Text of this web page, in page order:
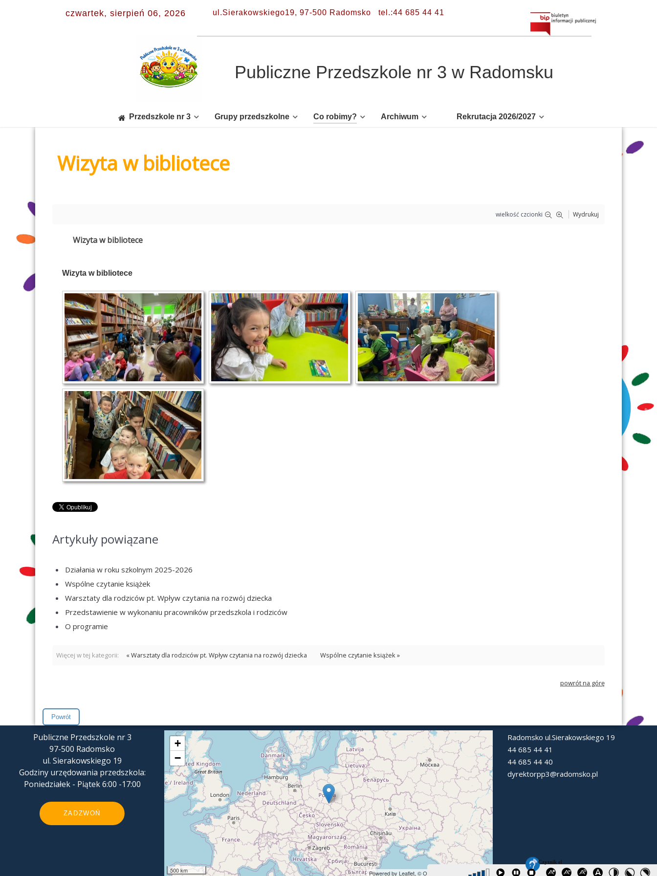
czwartek, sierpień 06, 2026 ul.Sierakowskiego19, 97-500 Radomsko tel.:44 685 44 41
Publiczne Przedszkole nr 3 w Radomsku
Przedszkole nr 3 Grupy przedszkolne Co robimy? Archiwum Rekrutacja 2026/2027
Wizyta w bibliotece
wielkość czcionki Wydrukuj
Wizyta w bibliotece
Wizyta w bibliotece
Artykuły powiązane
Działania w roku szkolnym 2025-2026
Wspólne czytanie książek
Warsztaty dla rodziców pt. Wpływ czytania na rozwój dziecka
Przedstawienie w wykonaniu pracowników przedszkola i rodziców
O programie
Więcej w tej kategorii: « Warsztaty dla rodziców pt. Wpływ czytania na rozwój dziecka Wspólne czytanie książek »
powrót na górę
Publiczne Przedszkole nr 3
97-500 Radomsko
ul. Sierakowskiego 19
Godziny urzędowania przedszkola:
Poniedziałek - Piątek 6:00 -17:00
ZADZWOŃ
+
−
500 km Powered by Leaflet, © OpenStreetMap contributors
Radomsko ul.Sierakowskiego 19
44 685 44 41
44 685 44 40
dyrektorpp3@radomsko.pl